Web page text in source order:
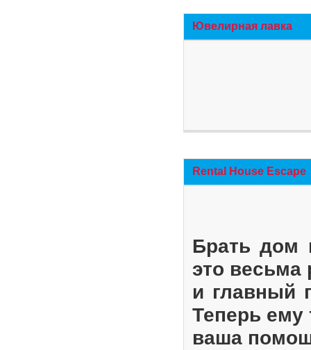
Ювелирная лавка
Rental House Escape
Брать дом
это весьма
и главный
Теперь ему
ваша